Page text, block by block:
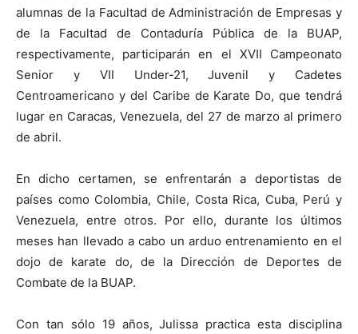
alumnas de la Facultad de Administración de Empresas y
de la Facultad de Contaduría Pública de la BUAP,
respectivamente, participarán en el XVII Campeonato
Senior y VII Under-21, Juvenil y Cadetes
Centroamericano y del Caribe de Karate Do, que tendrá
lugar en Caracas, Venezuela, del 27 de marzo al primero
de abril.
En dicho certamen, se enfrentarán a deportistas de
países como Colombia, Chile, Costa Rica, Cuba, Perú y
Venezuela, entre otros. Por ello, durante los últimos
meses han llevado a cabo un arduo entrenamiento en el
dojo de karate do, de la Dirección de Deportes de
Combate de la BUAP.
Con tan sólo 19 años, Julissa practica esta disciplina